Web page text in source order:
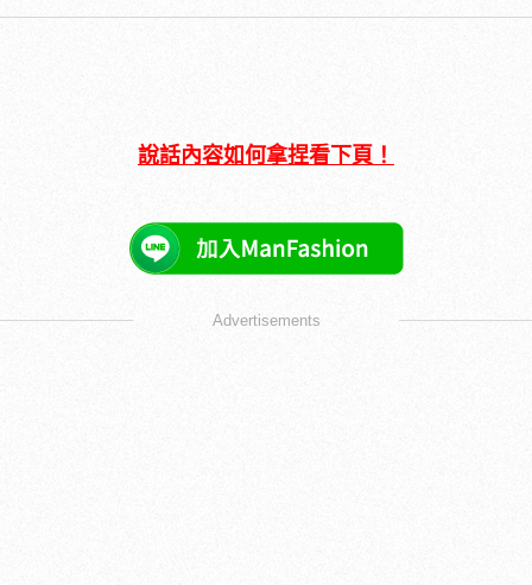
說話內容如何拿捏看下頁！
Advertisements